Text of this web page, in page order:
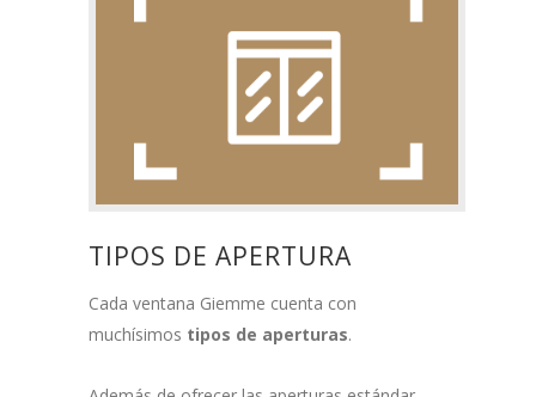
TIPOS DE APERTURA
Cada ventana Giemme cuenta con
muchísimos tipos de aperturas.